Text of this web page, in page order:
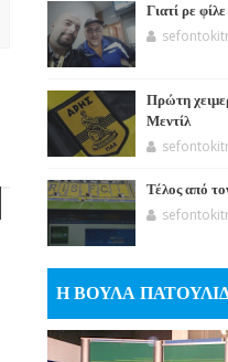
Γιατί ρε φίλε
Πρώτη
Μεντίλ
Τέλος από
Η ΒΟΥΛΑ